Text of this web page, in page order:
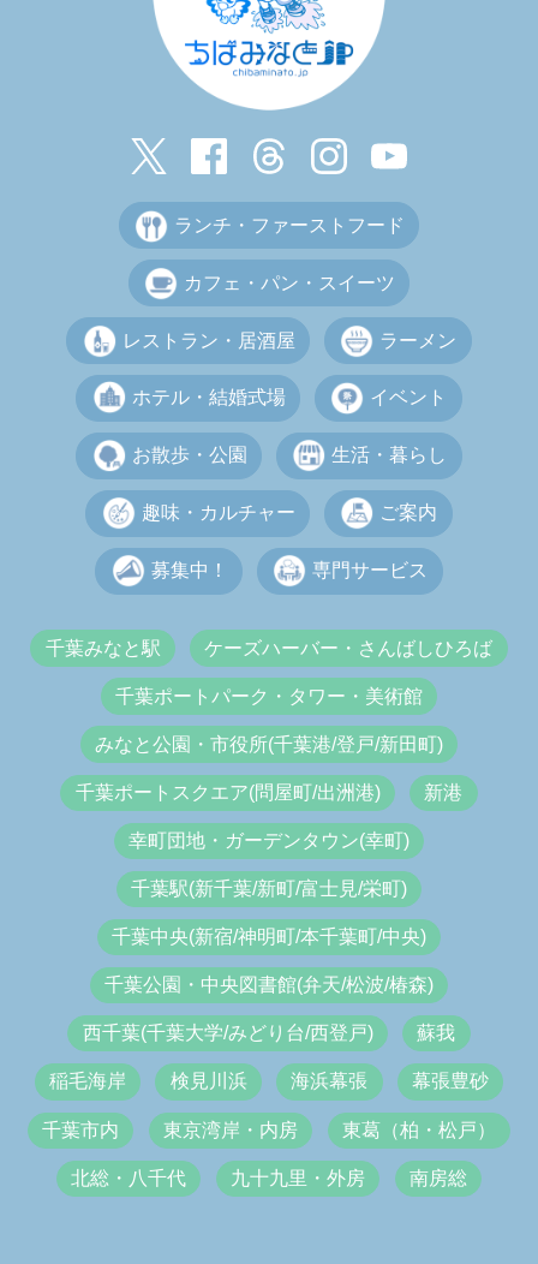
ランチ・ファーストフード
カフェ・パン・スイーツ
レストラン・居酒屋 ラーメン
ホテル・結婚式場 イベント
お散歩・公園 生活・暮らし
趣味・カルチャー ご案内
募集中！ 専門サービス
千葉みなと駅 ケーズハーバー・さんばしひろば
千葉ポートパーク・タワー・美術館
みなと公園・市役所(千葉港/登戸/新田町)
千葉ポートスクエア(問屋町/出洲港) 新港
幸町団地・ガーデンタウン(幸町)
千葉駅(新千葉/新町/富士見/栄町)
千葉中央(新宿/神明町/本千葉町/中央)
千葉公園・中央図書館(弁天/松波/椿森)
西千葉(千葉大学/みどり台/西登戸) 蘇我
稲毛海岸 検見川浜 海浜幕張 幕張豊砂
千葉市内 東京湾岸・内房 東葛（柏・松戸）
北総・八千代 九十九里・外房 南房総